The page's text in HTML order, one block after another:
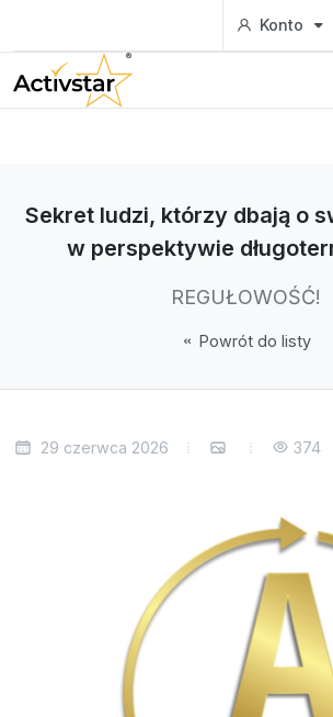
Konto
Sekret ludzi, którzy dbają o
w perspektywie
REGUŁOWOŚĆ!
Powrót do listy
29 czerwca 2026 374